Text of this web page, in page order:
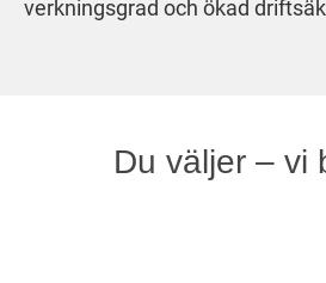
verkningsgrad och ökad
Du väljer – vi